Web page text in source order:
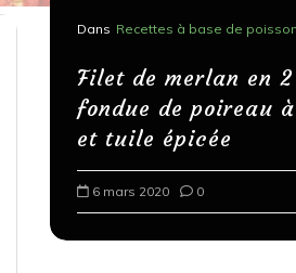
Dans Recettes à base de poisson
Filet de merlan en
fondue de poireau à
et tuile épicée
6 mars 2020 0